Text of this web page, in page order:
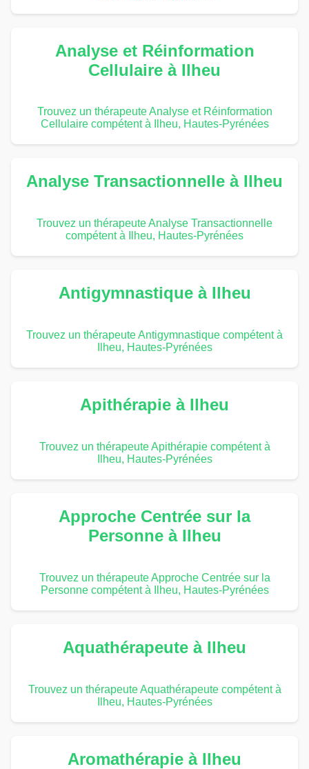
Analyse et Réinformation
Cellulaire à Ilheu
Trouvez un thérapeute Analyse et Réinformation
Cellulaire compétent à Ilheu, Hautes-Pyrénées
Analyse Transactionnelle à Ilheu
Trouvez un thérapeute Analyse Transactionnelle
compétent à Ilheu, Hautes-Pyrénées
Antigymnastique à Ilheu
Trouvez un thérapeute Antigymnastique compétent à
Ilheu, Hautes-Pyrénées
Apithérapie à Ilheu
Trouvez un thérapeute Apithérapie compétent à
Ilheu, Hautes-Pyrénées
Approche Centrée sur la
Personne à Ilheu
Trouvez un thérapeute Approche Centrée sur la
Personne compétent à Ilheu, Hautes-Pyrénées
Aquathérapeute à Ilheu
Trouvez un thérapeute Aquathérapeute compétent à
Ilheu, Hautes-Pyrénées
Aromathérapie à Ilheu